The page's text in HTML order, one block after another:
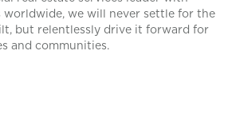
worldwide, we will never settle for the
but relentlessly drive it forward for
and communities.